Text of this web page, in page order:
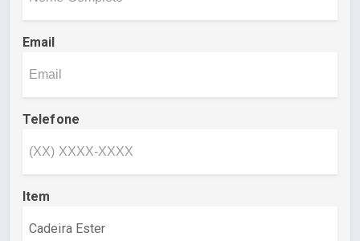
Email
Telefone
Item